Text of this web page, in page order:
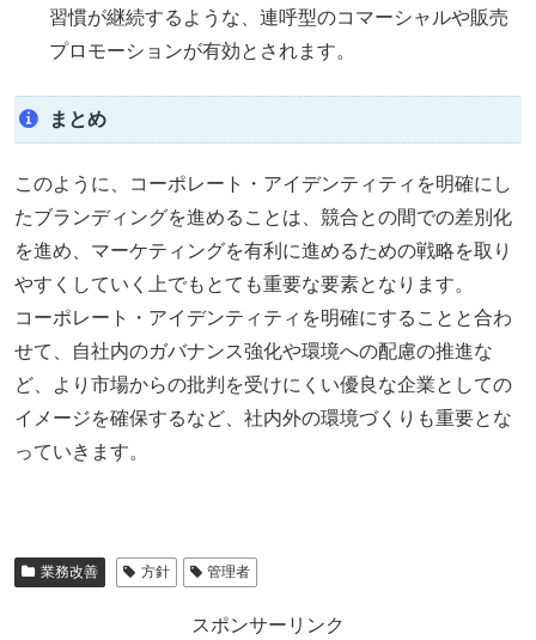
習慣が継続するような、連呼型のコマーシャルや販売
プロモーションが有効とされます。
まとめ
このように、コーポレート・アイデンティティを明確にし
たブランディングを進めることは、競合との間での差別化
を進め、マーケティングを有利に進めるための戦略を取り
やすくしていく上でもとても重要な要素となります。
コーポレート・アイデンティティを明確にすることと合わ
せて、自社内のガバナンス強化や環境への配慮の推進な
ど、より市場からの批判を受けにくい優良な企業としての
イメージを確保するなど、社内外の環境づくりも重要とな
っていきます。
業務改善 方針 管理者
スポンサーリンク